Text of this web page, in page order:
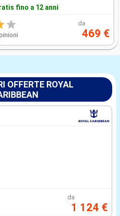
fino a 12 anni
da
469 €
OFFERTE ROYAL
da
1 124 €